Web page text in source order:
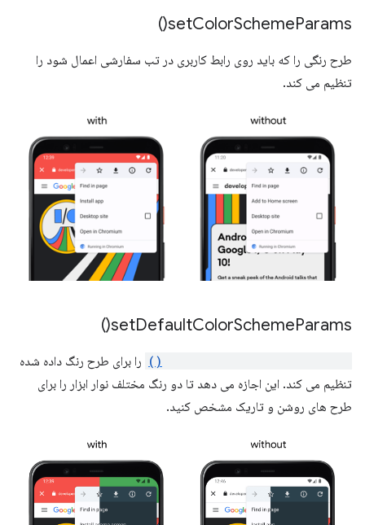
setColorSchemeParams(
)
طرح رنگی را که باید روی رابط کاربری در تب سفارشی اعمال شود را
تنظیم می کند.
setDefaultColorSchemeParams(
)
را برای طرح رنگ داده شده
تنظیم می کند. این اجازه می دهد تا دو رنگ مختلف نوار ابزار را برای
طرح های روشن و تاریک مشخص کنید.